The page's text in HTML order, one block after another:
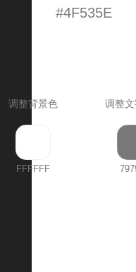
#4F535E
调整背景色 调整